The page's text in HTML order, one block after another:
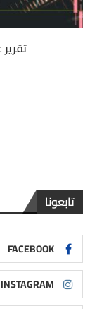
تابعونا
FACEBOOK
INSTAGRAM